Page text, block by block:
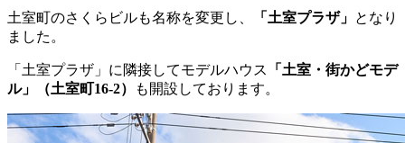
土室町のさくらビルも名称を変更し、 「土室プラザ」 となり
ました。
「土室プラザ」に隣接してモデルハウス
「土室・街かどモデ
ル」（土室町16-2）
も開設しております。